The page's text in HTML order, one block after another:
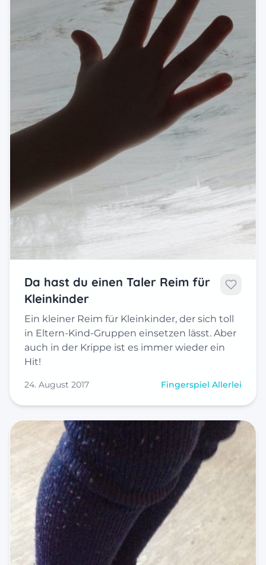
Da hast du einen Taler Reim für
Kleinkinder
Ein kleiner Reim für Kleinkinder, der sich toll
in Eltern-Kind-Gruppen einsetzen lässt. Aber
auch in der Krippe ist es immer wieder ein
Hit!
24. August 2017 Fingerspiel Allerlei